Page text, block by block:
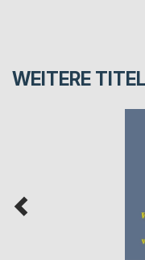
WEITERE